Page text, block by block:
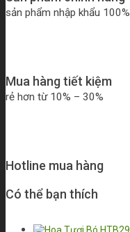
sản phẩm nhập khẩu 100%
Mua hàng tiết kiệm
rẻ hơn từ 10% – 30%
Hotline mua hàng
Có thể bạn thích